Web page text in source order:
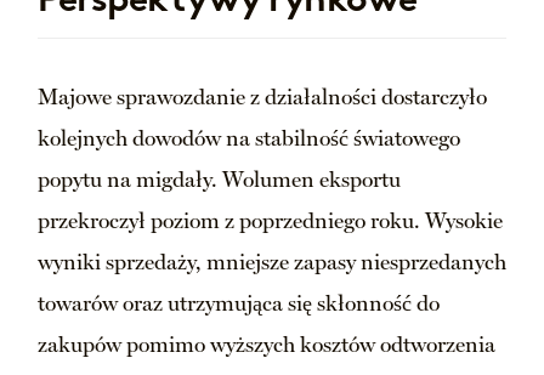
Majowe sprawozdanie z działalności dostarczyło
kolejnych dowodów na stabilność światowego
popytu na migdały. Wolumen eksportu
przekroczył poziom z poprzedniego roku. Wysokie
wyniki sprzedaży, mniejsze zapasy niesprzedanych
towarów oraz utrzymująca się skłonność do
zakupów pomimo wyższych kosztów odtworzenia